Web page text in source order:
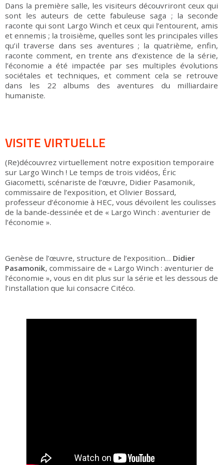
Dans la première salle, les visiteurs découvriront ceux qui
sont les auteurs de cette fabuleuse saga ; la seconde
raconte qui sont Largo Winch et ceux qui l’entourent, amis
et ennemis ; la troisième, quelles sont les principales villes
qu’il traverse dans ses aventures ; la quatrième, enfin,
raconte comment, en trente ans d’existence de la série,
l’économie a été impactée par ses multiples évolutions
sociétales et techniques, et comment cela se retrouve
dans les 22 albums des aventures du milliardaire
humaniste.
VISITE VIRTUELLE
(Re)découvrez virtuellement notre exposition temporaire
sur Largo Winch ! Le temps de trois vidéos, Éric
Giacometti, scénariste de l’œuvre, Didier Pasamonik,
commissaire de l’exposition, et Olivier Bossard,
professeur d’économie à HEC, vous dévoilent les coulisses
de la bande-dessinée et de « Largo Winch : aventurier de
l’économie ».
Genèse de l’œuvre, structure de l’exposition… Didier
Pasamonik, commissaire de « Largo Winch : aventurier de
l’économie », vous en dit plus sur la série et les dessous de
l’installation que lui consacre Citéco.